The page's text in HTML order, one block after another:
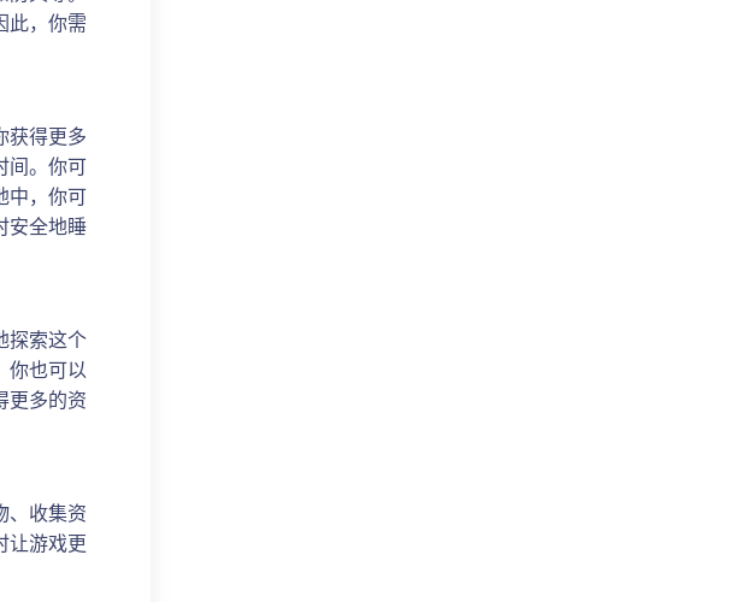
此，你需
获得更多
间。你可
中，你可
安全地睡
探索这个
你也可以
更多的资
、收集资
让游戏更